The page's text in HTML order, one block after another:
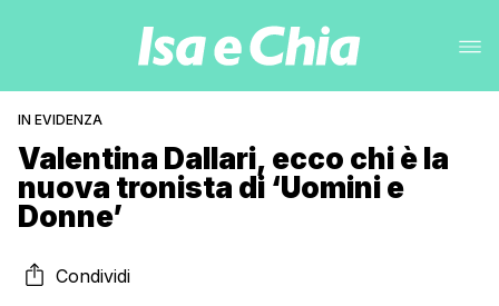
IN EVIDENZA
Valentina Dallari, ecco chi è la
nuova tronista di ‘Uomini e
Donne’
Condividi